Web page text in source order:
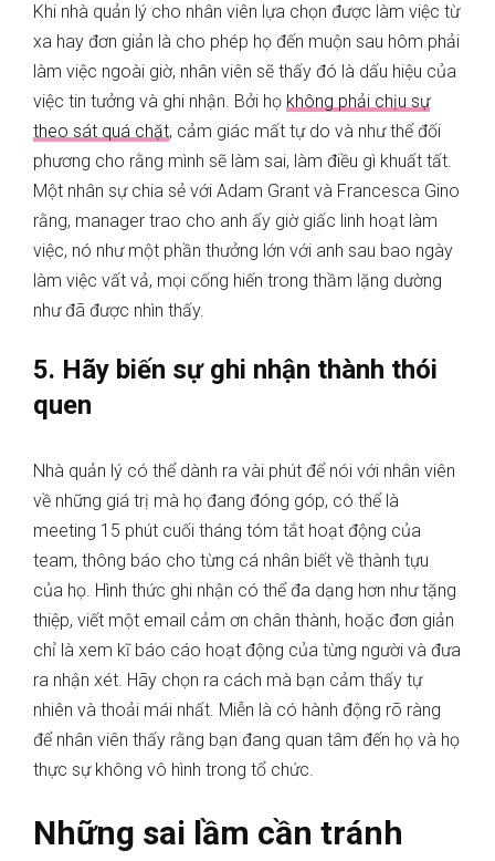
Khi nhà quản lý cho nhân viên lựa chọn được làm việc từ
xa hay đơn giản là cho phép họ đến muộn sau hôm phải
làm việc ngoài giờ, nhân viên sẽ thấy đó là dấu hiệu của
việc tin tưởng và ghi nhận. Bởi họ không phải chịu sự
theo sát quá chặt, cảm giác mất tự do và như thể đối
phương cho rằng mình sẽ làm sai, làm điều gì khuất tất.
Một nhân sự chia sẻ với Adam Grant và Francesca Gino
rằng, manager trao cho anh ấy giờ giấc linh hoạt làm
việc, nó như một phần thưởng lớn với anh sau bao ngày
làm việc vất vả, mọi cống hiến trong thầm lặng dường
như đã được nhìn thấy.
5. Hãy biến sự ghi nhận thành thói
quen
Nhà quản lý có thể dành ra vài phút để nói với nhân viên
về những giá trị mà họ đang đóng góp, có thể là
meeting 15 phút cuối tháng tóm tắt hoạt động của
team, thông báo cho từng cá nhân biết về thành tựu
của họ. Hình thức ghi nhận có thể đa dạng hơn như tặng
thiệp, viết một email cảm ơn chân thành, hoặc đơn giản
chỉ là xem kĩ báo cáo hoạt động của từng người và đưa
ra nhận xét. Hãy chọn ra cách mà bạn cảm thấy tự
nhiên và thoải mái nhất. Miễn là có hành động rõ ràng
để nhân viên thấy rằng bạn đang quan tâm đến họ và họ
thực sự không vô hình trong tổ chức.
Những sai lầm cần tránh